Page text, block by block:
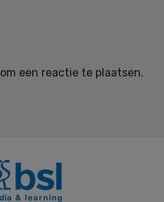
om een reactie te plaatsen.